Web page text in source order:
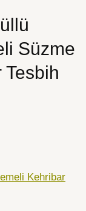
Süzme
Kehribar